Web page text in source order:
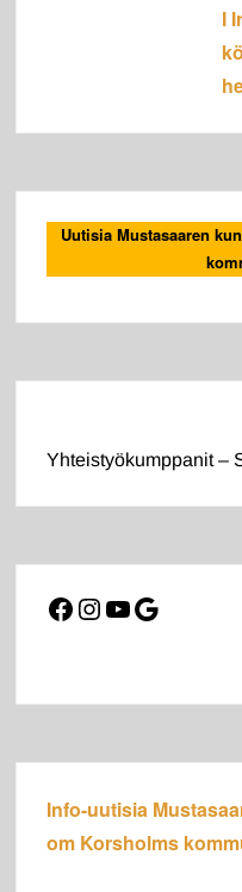
I
Uutisia Mustasaaren
Yhteistyökumppanit –
Facebook
Instagram
YouTube
Google
Info-uutisia
om Korsholms